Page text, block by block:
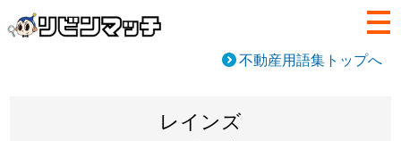
不動産用語集トップへ
レインズ